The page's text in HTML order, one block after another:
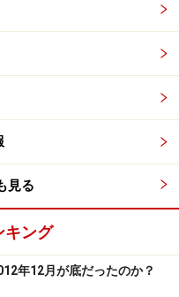
見る
キング
年12月が底だったのか？